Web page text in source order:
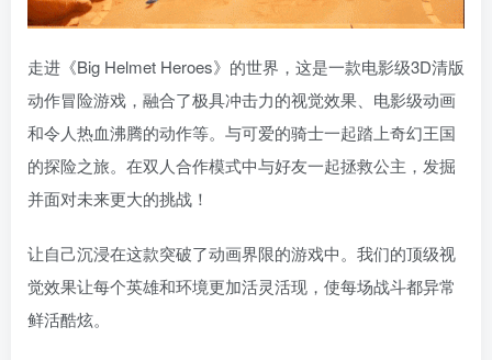
走进《Big Helmet Heroes》的世界，这是一款电影级3D清版
动作冒险游戏，融合了极具冲击力的视觉效果、电影级动画
和令人热血沸腾的动作等。与可爱的骑士一起踏上奇幻王国
的探险之旅。在双人合作模式中与好友一起拯救公主，发掘
并面对未来更大的挑战！
让自己沉浸在这款突破了动画界限的游戏中。我们的顶级视
觉效果让每个英雄和环境更加活灵活现，使每场战斗都异常
鲜活酷炫。